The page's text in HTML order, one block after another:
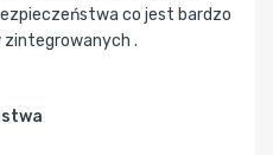
co jest bardzo
zintegrowanych .